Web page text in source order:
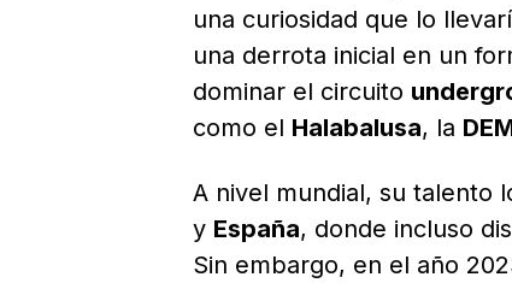
una curiosidad que lo
una derrota inicial en un
dominar el circuito
como el Halabalusa, la
A nivel mundial, su talento
y España, donde incluso
Sin embargo, en el año